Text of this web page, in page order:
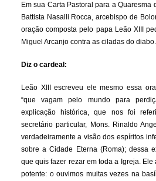
Em sua Carta Pastoral para a Quaresma
Battista Nasalli Rocca, arcebispo de
oração composta pelo papa Leão XIII
Miguel Arcanjo contra as ciladas do diabo.
Diz o cardeal:
Leão XIII escreveu ele mesmo essa
“que vagam pelo mundo para
explicação histórica, que nos foi
secretário particular, Mons. Rinaldo
verdadeiramente a visão dos espíritos
sobre a Cidade Eterna (Roma); dessa
que quis fazer rezar em toda a Igreja. Ele
potente: o ouvimos muitas vezes na